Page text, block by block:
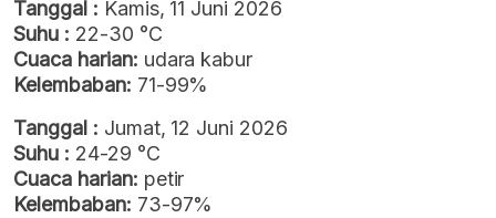
Tanggal : Kamis, 11 Juni 2026
Suhu : 22-30 °C
Cuaca harian: udara kabur
Kelembaban: 71-99%
Tanggal : Jumat, 12 Juni 2026
Suhu : 24-29 °C
Cuaca harian: petir
Kelembaban: 73-97%